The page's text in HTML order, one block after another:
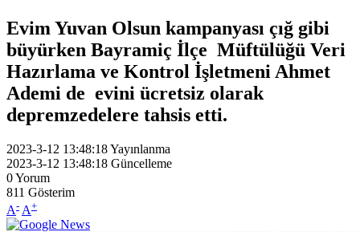
Evim Yuvan Olsun kampanyası çığ gibi
büyürken Bayramiç İlçe Müftülüğü Veri
Hazırlama ve Kontrol İşletmeni Ahmet
Ademi de evini ücretsiz olarak
depremzedelere tahsis etti.
2023-3-12 13:48:18Yayınlanma
2023-3-12 13:48:18 Güncelleme
0Yorum
811 Gösterim
A- A+